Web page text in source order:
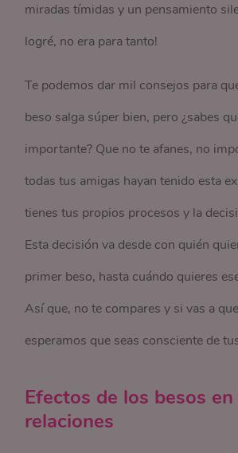
miradas tímidas y un pensamiento
logré, no era para tanto!
Te podemos dar mil consejos para
beso salga súper bien, pero ¿sabes
importante? Que no te afanes, no
todas tus amigas hayan tenido esta
tienes tus propios procesos y la
Esta decisión va desde con quién
primer beso, hasta cuándo quieres
Así que, no te compares y si vas a
esperamos que seas consciente de
Efectos de los besos
relaciones